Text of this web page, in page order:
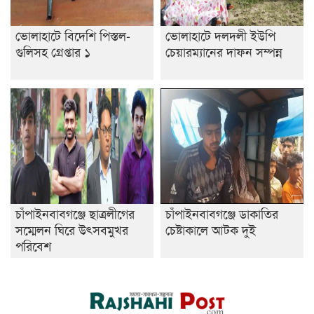
ভোলাহাটে বিদেশি পিস্তল-
গুলিসহ গ্রেপ্তার ১
ভোলাহাটে দলদলী ইউপি
চেয়ারম্যানের দাফন সম্পন্ন
চাঁপাইনবাবগঞ্জে ছাত্রলীগের
সম্মেলন ঘিরে উৎসবমুখর
পরিবেশ
চাঁপাইনবাবগঞ্জে ডাকাতির
চেষ্টাকালে আটক দুই